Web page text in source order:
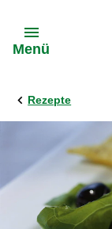
Menü
Rezepte